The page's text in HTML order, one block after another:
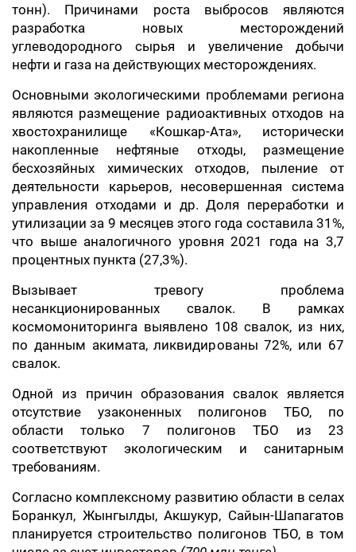
тонн). Причинами роста выбросов являются
разработка новых месторождений
углеводородного сырья и увеличение добычи
нефти и газа на действующих месторождениях.
Основными экологическими проблемами региона
являются размещение радиоактивных отходов на
хвостохранилище «Кошкар-Ата», исторически
накопленные нефтяные отходы, размещение
бесхозяйных химических отходов, пыление от
деятельности карьеров, несовершенная система
управления отходами и др. Доля переработки и
утилизации за 9 месяцев этого года составила 31%,
что выше аналогичного уровня 2021 года на 3,7
процентных пункта (27,3%).
Вызывает тревогу проблема
несанкционированных свалок. В рамках
космомониторинга выявлено 108 свалок, из них,
по данным акимата, ликвидированы 72%, или 67
свалок.
Одной из причин образования свалок является
отсутствие узаконенных полигонов ТБО, по
области только 7 полигонов ТБО из 23
соответствуют экологическим и санитарным
требованиям.
Согласно комплексному развитию области в селах
Боранкул, Жынгылды, Акшукур, Сайын-Шапагатов
планируется строительство полигонов ТБО, в том